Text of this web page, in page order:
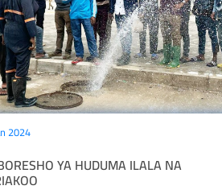
2024
YA HUDUMA ILALA NA